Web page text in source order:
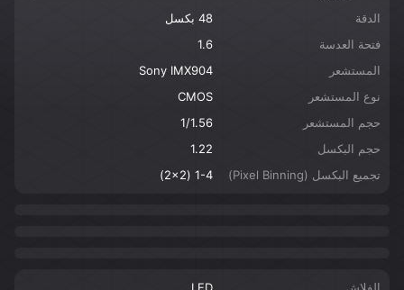
الدقة
48 بكسل
فتحة العدسة
1.6
المستشعر
Sony IMX904
نوع المستشعر
CMOS
حجم المستشعر
1/1.56
حجم البكسل
1.22
تجميع البكسل (Pixel Binning)
1-4 (2x2)